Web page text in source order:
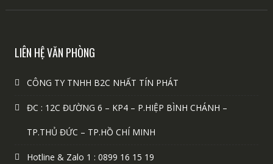
LIÊN HỆ VĂN PHÒNG
CÔNG TY TNHH B2C NHẤT TÍN PHÁT
ĐC : 12C ĐƯỜNG 6 – KP4 – P.HIỆP BÌNH CHÁNH –
TP.THỦ ĐỨC – TP.HỒ CHÍ MINH
Hotline & Zalo 1 : 0899 16 15 19